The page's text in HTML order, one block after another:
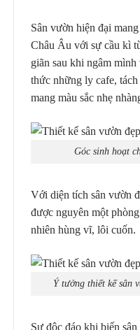
Sân vườn hiện đại
Châu Âu với sự cầu kì
giãn sau khi ngâm
thức những ly cafe,
mang màu sắc nhẹ
Góc sinh hoạt
Với diện tích sân vườn
được nguyên một
nhiên hùng vĩ, lôi cuốn.
Ý tưởng thiết kế sân
Sự độc đáo khi biến